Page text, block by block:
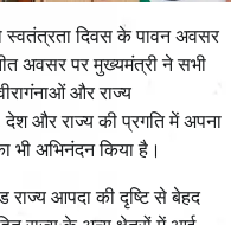
स्वतंत्रता दिवस के पावन अवसर
अवसर पर मुख्यमंत्री ने सभी
और राज्य
देश और राज्य की प्रगति में अपना
भी अभिनंदन किया है।
आपदा की दृष्टि से बेहद